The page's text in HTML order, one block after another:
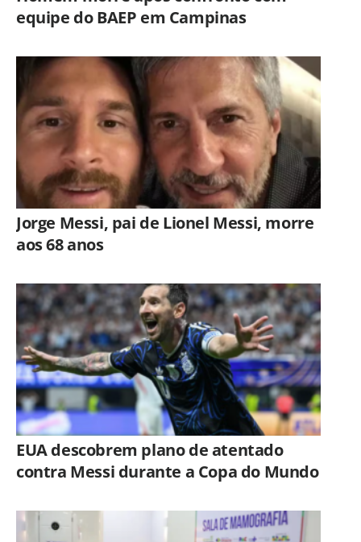
equipe do BAEP em Campinas
Jorge Messi, pai de Lionel Messi, morre
aos 68 anos
EUA descobrem plano de atentado
contra Messi durante a Copa do Mundo